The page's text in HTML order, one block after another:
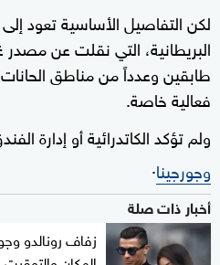
لكن التفاصيل الأساسية تعود
البريطانية، التي نقلت عن
طابقين وعدداً من مناطق
فعالية خاصة.
ولم تؤكد الكاتدرائية أو إدارة
وجورجينا.
أخبار ذات صلة
زفاف رونالدو